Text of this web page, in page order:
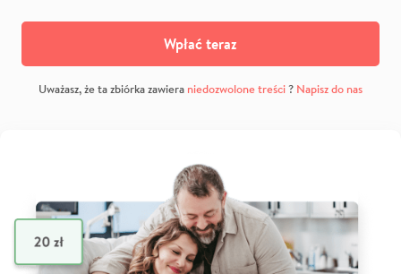
Wpłać teraz
Uważasz, że ta zbiórka zawiera niedozwolone treści? Napisz do nas